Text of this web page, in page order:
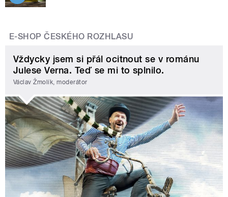
E-SHOP ČESKÉHO ROZHLASU
Vždycky jsem si přál ocitnout se v románu
Julese Verna. Teď se mi to splnilo.
Václav Žmolík, moderátor